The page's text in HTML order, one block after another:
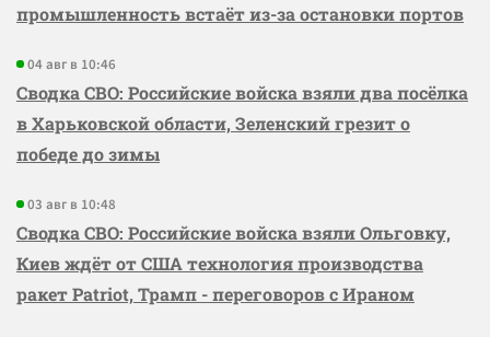
промышленность встаёт из-за остановки портов
04 авг в 10:46
Сводка СВО: Российские войска взяли два посёлка
в Харьковской области, Зеленский грезит о
победе до зимы
03 авг в 10:48
Сводка СВО: Российские войска взяли Ольговку,
Киев ждёт от США технология производства
ракет Patriot, Трамп - переговоров с Ираном